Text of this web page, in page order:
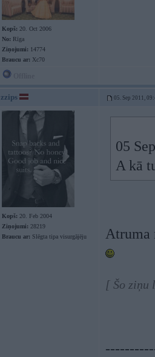
Kopš: 20. Oct 2006
No: Rīga
Ziņojumi: 14774
Braucu ar: Xc70
zzips 05. Sep 2011,
Kopš: 20. Feb 2004
Ziņojumi: 28219
Braucu ar: Slēgta tipa visurgājēju
05
A kā
Atruma
[ Šo ziņu